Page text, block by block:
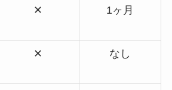
✕ 1ヶ月
✕ なし